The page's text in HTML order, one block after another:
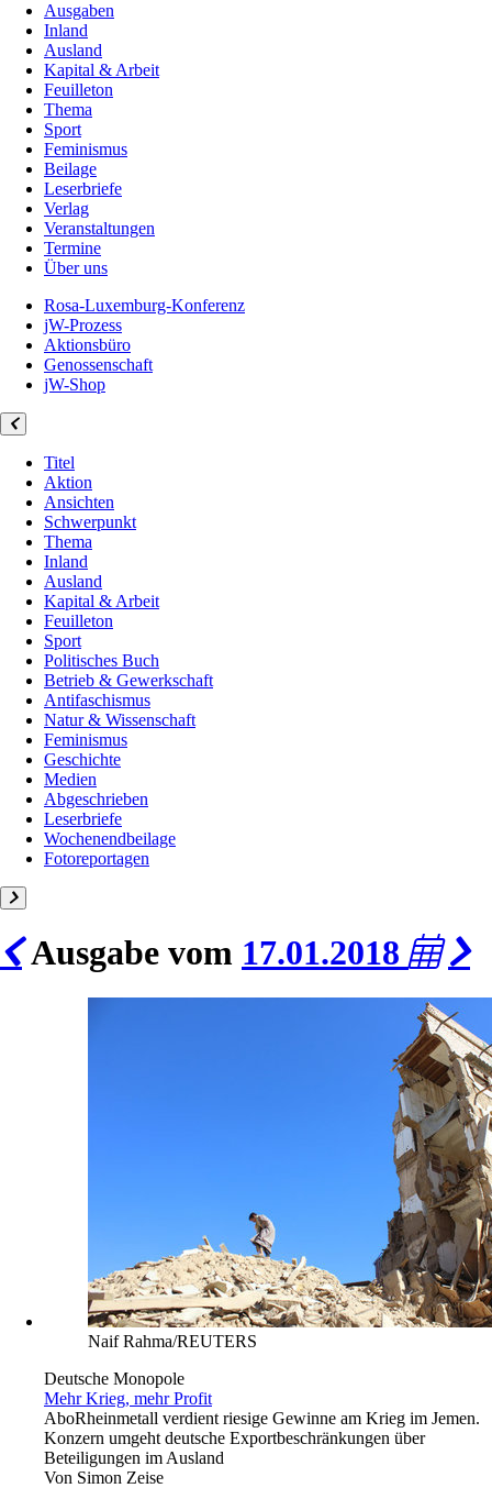
Ausgaben
Inland
Ausland
Kapital & Arbeit
Feuilleton
Thema
Sport
Feminismus
Beilage
Leserbriefe
Verlag
Veranstaltungen
Termine
Über uns
Rosa-Luxemburg-Konferenz
jW-Prozess
Aktionsbüro
Genossenschaft
jW-Shop
Titel
Aktion
Ansichten
Schwerpunkt
Thema
Inland
Ausland
Kapital & Arbeit
Feuilleton
Sport
Politisches Buch
Betrieb & Gewerkschaft
Antifaschismus
Natur & Wissenschaft
Feminismus
Geschichte
Medien
Abgeschrieben
Leserbriefe
Wochenendbeilage
Fotoreportagen
Ausgabe vom 17.01.2018
Naif Rahma/REUTERS
Deutsche Monopole
Mehr Krieg, mehr Profit
AboRheinmetall verdient riesige Gewinne am Krieg im Jemen.
Konzern umgeht deutsche Exportbeschränkungen über
Beteiligungen im Ausland
Von Simon Zeise